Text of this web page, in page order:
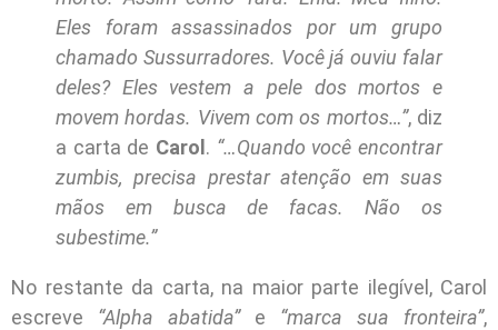
Eles foram assassinados por um grupo
chamado Sussurradores. Você já ouviu falar
deles? Eles vestem a pele dos mortos e
movem hordas. Vivem com os mortos…”, diz
a carta de Carol. “…Quando você encontrar
zumbis, precisa prestar atenção em suas
mãos em busca de facas. Não os
subestime.”
No restante da carta, na maior parte ilegível, Carol
escreve “Alpha abatida”e “marca sua fronteira”,